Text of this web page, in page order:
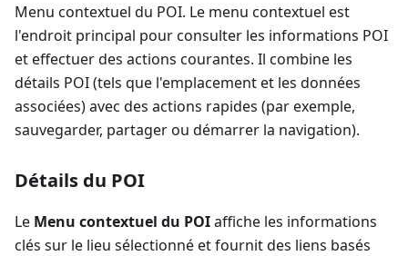
Menu contextuel du POI. Le menu contextuel est
l'endroit principal pour consulter les informations POI
et effectuer des actions courantes. Il combine les
détails POI (tels que l'emplacement et les données
associées) avec des actions rapides (par exemple,
sauvegarder, partager ou démarrer la navigation).
Détails du POI
Le Menu contextuel du POIaffiche les informations
clés sur le lieu sélectionné et fournit des liens basés